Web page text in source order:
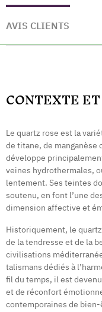
AVIS CLIENTS
CONTEXTE
Le quartz rose est la
de titane, de manganèse
développe
veines hydrothermales,
lentement. Ses teintes
soutenu, en font l’une
dimension affective et
Historiquement, le
de la tendresse et de la
civilisations
talismans dédiés à
fil du temps, il est
et de réconfort
contemporaines de